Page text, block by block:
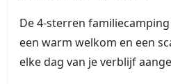
De 4-sterren
een warm welkom en een
elke dag van je verblijf